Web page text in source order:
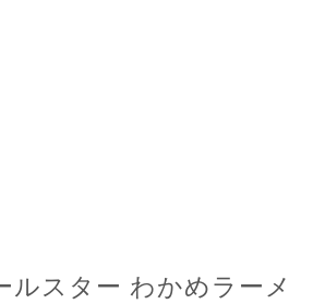
ルスター わかめラーメ